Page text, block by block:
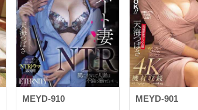
MEYD-910 MEYD-901